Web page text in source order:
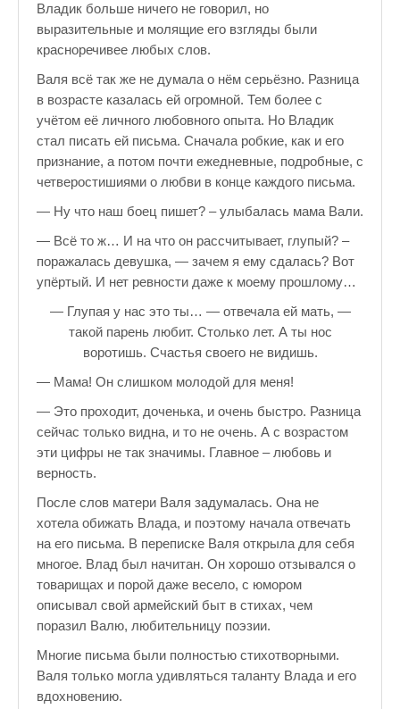
Владик больше ничего не говорил, но
выразительные и молящие его взгляды были
красноречивее любых слов.
Валя всё так же не думала о нём серьёзно. Разница
в возрасте казалась ей огромной. Тем более с
учётом её личного любовного опыта. Но Владик
стал писать ей письма. Сначала робкие, как и его
признание, а потом почти ежедневные, подробные, с
четверостишиями о любви в конце каждого письма.
— Ну что наш боец пишет? – улыбалась мама Вали.
— Всё то ж… И на что он рассчитывает, глупый? –
поражалась девушка, — зачем я ему сдалась? Вот
упёртый. И нет ревности даже к моему прошлому…
— Глупая у нас это ты… — отвечала ей мать, —
такой парень любит. Столько лет. А ты нос
воротишь. Счастья своего не видишь.
— Мама! Он слишком молодой для меня!
— Это проходит, доченька, и очень быстро. Разница
сейчас только видна, и то не очень. А с возрастом
эти цифры не так значимы. Главное – любовь и
верность.
После слов матери Валя задумалась. Она не
хотела обижать Влада, и поэтому начала отвечать
на его письма. В переписке Валя открыла для себя
многое. Влад был начитан. Он хорошо отзывался о
товарищах и порой даже весело, с юмором
описывал свой армейский быт в стихах, чем
поразил Валю, любительницу поэзии.
Многие письма были полностью стихотворными.
Валя только могла удивляться таланту Влада и его
вдохновению.